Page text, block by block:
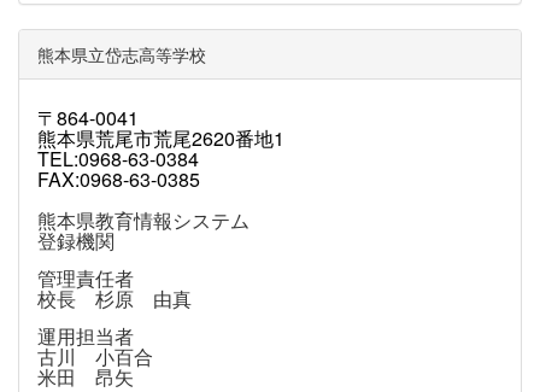
熊本県立岱志高等学校
〒864-0041
熊本県荒尾市荒尾2620番地1
TEL:0968-63-0384
FAX:0968-63-0385
熊本県教育情報システム
登録機関
管理責任者
校長 杉原 由真
運用担当者
古川 小百合
米田 昂矢